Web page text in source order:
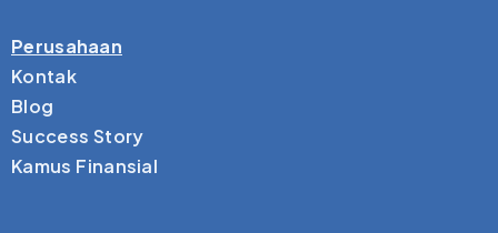
Perusahaan
Kontak
Blog
Success Story
Kamus Finansial